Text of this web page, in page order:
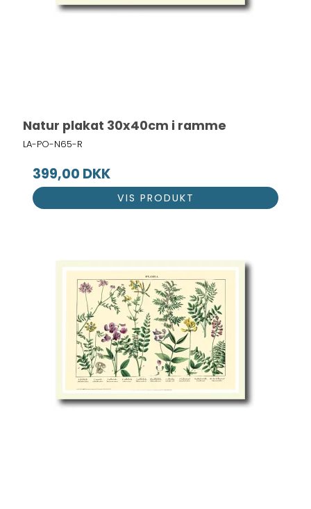
Natur plakat 30x40cm i ramme
LA-PO-N65-R
399,00 DKK
VIS PRODUKT